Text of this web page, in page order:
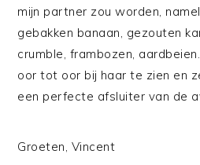
mijn partner zou worden,
gebakken banaan, gezouten
crumble, frambozen,
oor tot oor bij haar te zien en
een perfecte afsluiter van de
Groeten, Vincent